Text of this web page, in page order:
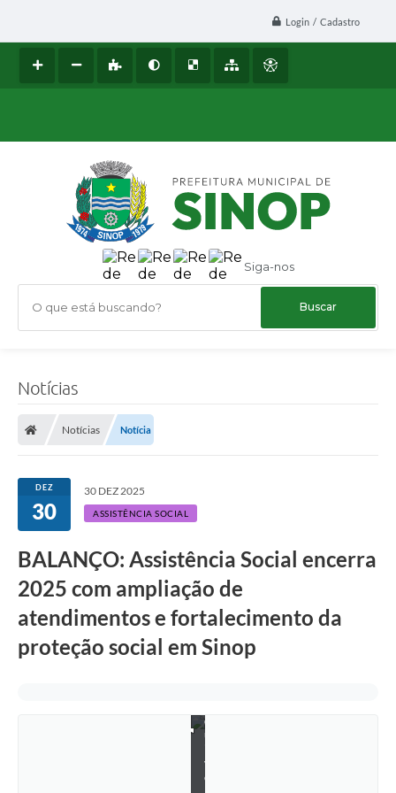
Login / Cadastro
Siga-nos
O que está buscando?
Notícias
Notícias Notícia
DEZ
30
30 DEZ 2025
ASSISTÊNCIA SOCIAL
BALANÇO: Assistência Social encerra
2025 com ampliação de
atendimentos e fortalecimento da
proteção social em Sinop
q
u
v
o